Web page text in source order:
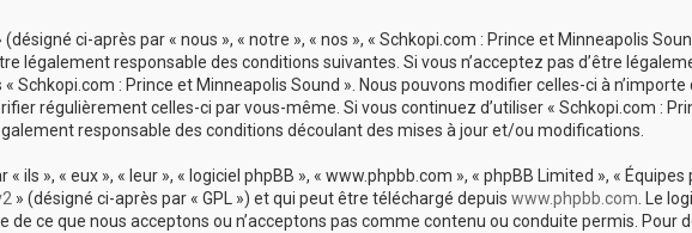
ci-après par « nous », « notre », « nos », « Schkopi.com : Prince et Minneapolis
légalement responsable des conditions suivantes. Si vous n’acceptez pas d’être
Schkopi.com : Prince et Minneapolis Sound ». Nous pouvons modifier celles-ci à
régulièrement celles-ci par vous-même. Si vous continuez d’utiliser « Schkopi.com :
responsable des conditions découlant des mises à jour et/ou modifications.
», « eux », « leur », « logiciel phpBB », « www.phpbb.com », « phpBB Limited », «
» (désigné ci-après par « GPL ») et qui peut être téléchargé depuis www.phpbb.com . Le
de ce que nous acceptons ou n’acceptons pas comme contenu ou conduite permis.